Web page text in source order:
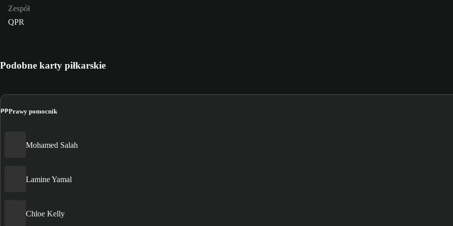
Zespół
QPR
Podobne karty piłkarskie
PPPrawy pomocnik
Mohamed Salah
Lamine Yamal
Chloe Kelly